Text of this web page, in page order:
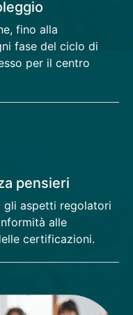
fino alla
fase del ciclo di
per il centro
pensieri
aspetti regolatori
alle
certificazioni.